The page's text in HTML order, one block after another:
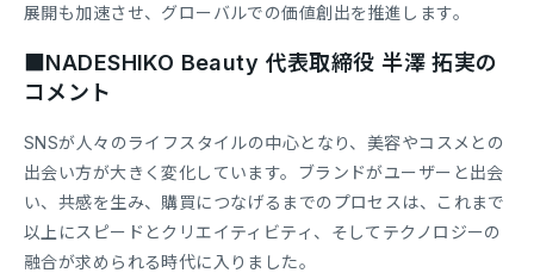
展開も加速させ、グローバルでの価値創出を推進します。
■NADESHIKO Beauty 代表取締役 半澤 拓実の
コメント
SNSが人々のライフスタイルの中心となり、美容やコスメとの
出会い方が大きく変化しています。ブランドがユーザーと出会
い、共感を生み、購買につなげるまでのプロセスは、これまで
以上にスピードとクリエイティビティ、そしてテクノロジーの
融合が求められる時代に入りました。